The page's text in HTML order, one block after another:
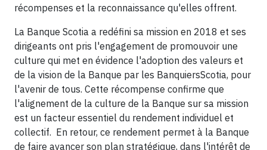
récompenses et la reconnaissance qu'elles offrent.
La Banque Scotia a redéfini sa mission en 2018 et ses
dirigeants ont pris l'engagement de promouvoir une
culture qui met en évidence l'adoption des valeurs et
de la vision de la Banque par les BanquiersScotia, pour
l'avenir de tous. Cette récompense confirme que
l'alignement de la culture de la Banque sur sa mission
est un facteur essentiel du rendement individuel et
collectif. En retour, ce rendement permet à la Banque
de faire avancer son plan stratégique, dans l'intérêt de